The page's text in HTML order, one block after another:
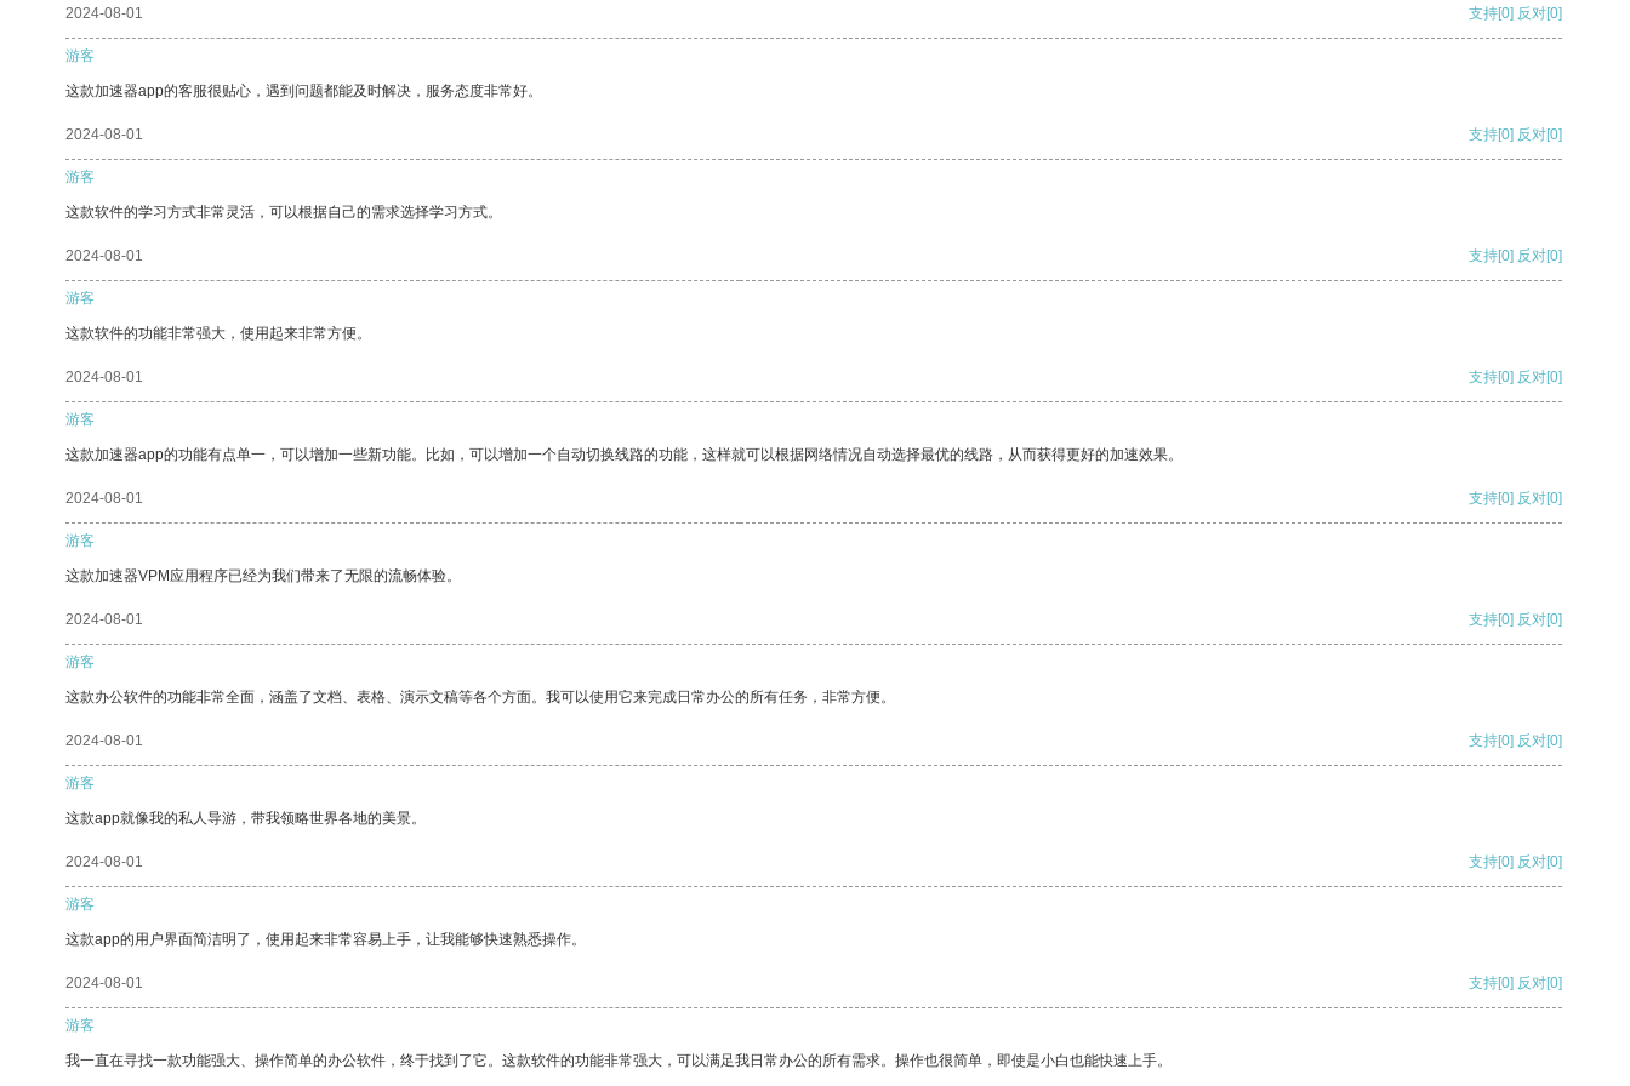
2024-08-01 支持[0] 反对[0]
游客
这款加速器app的客服很贴心，遇到问题都能及时解决，服务态度非常好。
2024-08-01 支持[0] 反对[0]
游客
这款软件的学习方式非常灵活，可以根据自己的需求选择学习方式。
2024-08-01 支持[0] 反对[0]
游客
这款软件的功能非常强大，使用起来非常方便。
2024-08-01 支持[0] 反对[0]
游客
这款加速器app的功能有点单一，可以增加一些新功能。比如，可以增加一个自动切换线路的功能，这样就可以根据网络情况自动选择最优的线路，从而获得更好的加速效果。
2024-08-01 支持[0] 反对[0]
游客
这款加速器VPM应用程序已经为我们带来了无限的流畅体验。
2024-08-01 支持[0] 反对[0]
游客
这款办公软件的功能非常全面，涵盖了文档、表格、演示文稿等各个方面。我可以使用它来完成日常办公的所有任务，非常方便。
2024-08-01 支持[0] 反对[0]
游客
这款app就像我的私人导游，带我领略世界各地的美景。
2024-08-01 支持[0] 反对[0]
游客
这款app的用户界面简洁明了，使用起来非常容易上手，让我能够快速熟悉操作。
2024-08-01 支持[0] 反对[0]
游客
我一直在寻找一款功能强大、操作简单的办公软件，终于找到了它。这款软件的功能非常强大，可以满足我日常办公的所有需求。操作也很简单，即使是小白也能快速上手。